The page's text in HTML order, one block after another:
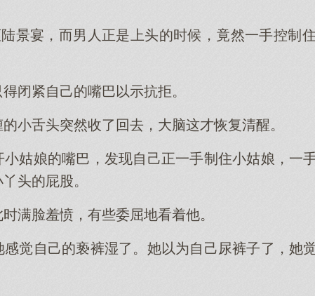
景宴，而男人正是上头的时候，竟然一手控制
闭紧自己的嘴巴以示抗拒。
小舌头突然收了回去，大脑这才恢复清醒。
姑娘的嘴巴，发现自己正一手制住小姑娘，一
头的屁股。
满脸羞愤，有些委屈地看着他。
觉自己的亵裤湿了。她以为自己尿裤子了，她